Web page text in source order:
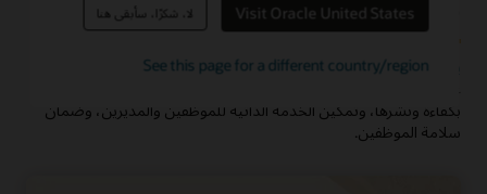
Visit Oracle United States لا، شكرًا، سأبقى هنا
See this page for a different country/region
يعرف حل إدارة القوى العاملة (WFM)
على أنه برمجي يساعد المؤسسات
بكفاءة ونشرها، وتمكين الخدمة الذاتية للموظفين والمديرين، وضمان
سلامة الموظفين.